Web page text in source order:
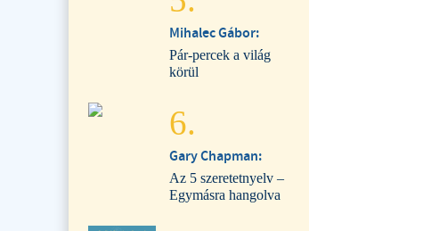
Mihalec Gábor:
Pár-percek a világ
körül
6.
Gary Chapman:
Az 5 szeretetnyelv –
Egymásra hangolva